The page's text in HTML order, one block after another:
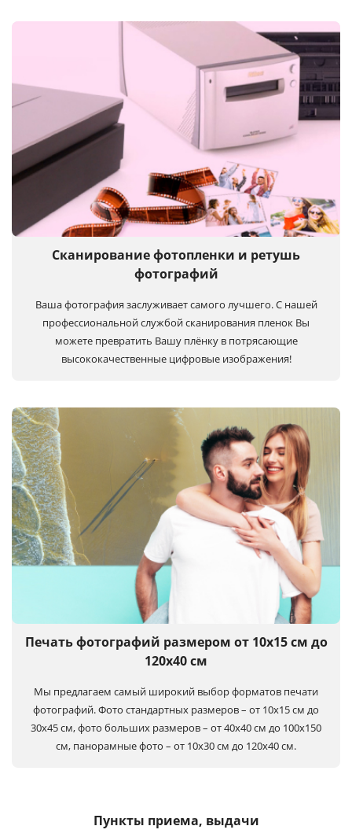
Сканирование фотопленки и ретушь
фотографий
Ваша фотография заслуживает самого лучшего. С нашей
профессиональной службой сканирования пленок Вы
можете превратить Вашу плёнку в потрясающие
высококачественные цифровые изображения!
Печать фотографий размером от 10х15 см до
120х40 см
Мы предлагаем самый широкий выбор форматов печати
фотографий. Фото стандартных размеров – от 10х15 см до
30х45 см, фото больших размеров – от 40х40 см до 100x150
см, панорамные фото – от 10х30 см до 120х40 см.
Пункты приема, выдачи